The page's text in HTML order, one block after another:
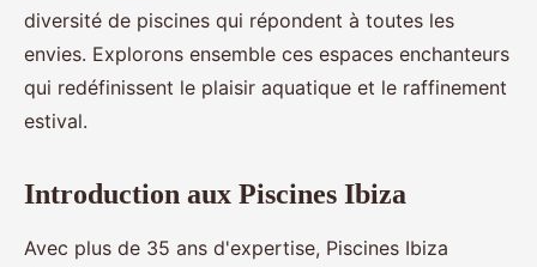
diversité de piscines qui répondent à toutes les
envies. Explorons ensemble ces espaces enchanteurs
qui redéfinissent le plaisir aquatique et le raffinement
estival.
Introduction aux Piscines Ibiza
Avec plus de 35 ans d'expertise, Piscines Ibiza